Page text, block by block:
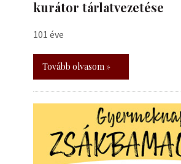
kurátor tárlatvezetése
101 éve
Tovább olvasom »